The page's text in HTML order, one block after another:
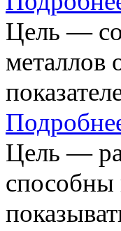
Цель —
металлов
Цель —